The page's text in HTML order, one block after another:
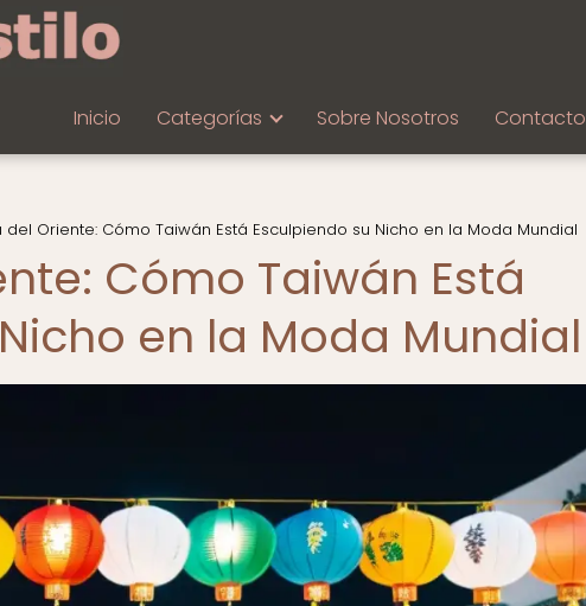
Inicio Categorías Sobre Nosotros Contacto
del Oriente: Cómo Taiwán Está Esculpiendo su Nicho en la Moda Mundial
Cómo Taiwán Está
en la Moda Mundial